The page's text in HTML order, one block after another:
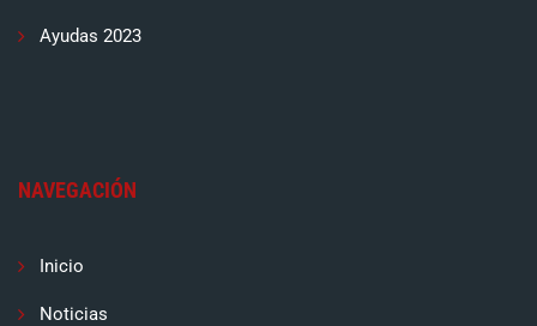
Ayudas 2023
NAVEGACIÓN
Inicio
Noticias